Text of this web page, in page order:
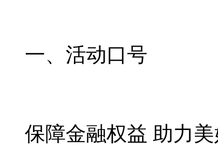
一、活动口号
保障金融权益 助力